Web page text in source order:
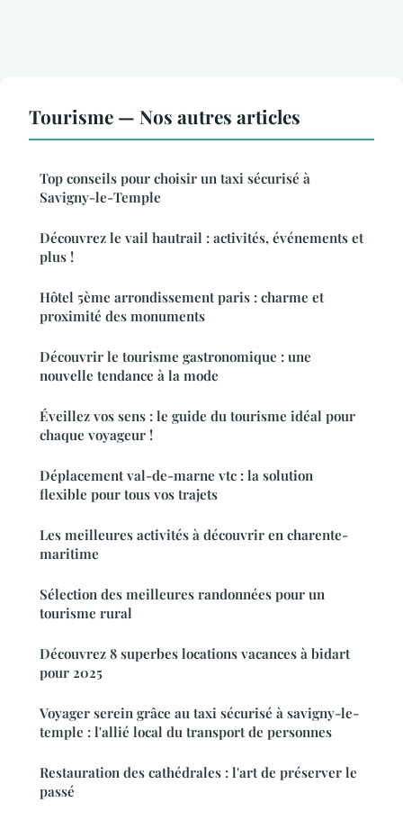
Tourisme — Nos autres articles
Top conseils pour choisir un taxi sécurisé à
Savigny-le-Temple
Découvrez le vail hautrail : activités, événements et
plus !
Hôtel 5ème arrondissement paris : charme et
proximité des monuments
Découvrir le tourisme gastronomique : une
nouvelle tendance à la mode
Éveillez vos sens : le guide du tourisme idéal pour
chaque voyageur !
Déplacement val-de-marne vtc : la solution
flexible pour tous vos trajets
Les meilleures activités à découvrir en charente-
maritime
Sélection des meilleures randonnées pour un
tourisme rural
Découvrez 8 superbes locations vacances à bidart
pour 2025
Voyager serein grâce au taxi sécurisé à savigny-le-
temple : l'allié local du transport de personnes
Restauration des cathédrales : l'art de préserver le
passé